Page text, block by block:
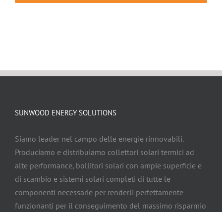
SUNWOOD ENERGY SOLUTIONS
Siamo leader nel campo delle energie rinnovabili.
Produciamo e distribuiamo collettori solari termici ad
alte performance, bollitori solari con ampie superficie e
di scambio e sistemi solari completi di tutte le
componenti necessarie per renderli perfettamente
funzionanti per il conseguimento del massimo risparmio